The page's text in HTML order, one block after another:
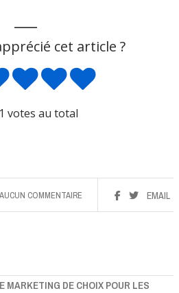
cet article ?
1 votes au total
EMAIL
AUCUN COMMENTAIRE
MARKETING DE CHOIX POUR LES